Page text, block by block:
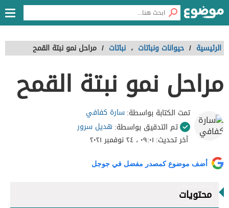
الرئيسية / حيوانات ونباتات ، نباتات / مراحل نمو نبتة القمح
مراحل نمو نبتة القمح
تمت الكتابة بواسطة:سارة كفافي
تم التدقيق بواسطة: هديل سرور
آخر تحديث: ٠٩:٠١ ، ٢٤ نوفمبر ٢٠٢١
أضف موضوع كمصدر مفضل في جوجل
محتويات